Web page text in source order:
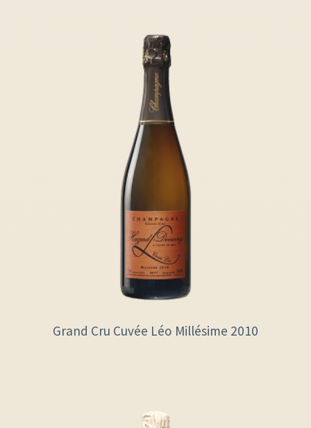
Grand Cru Cuvée Léo Millésime 2010